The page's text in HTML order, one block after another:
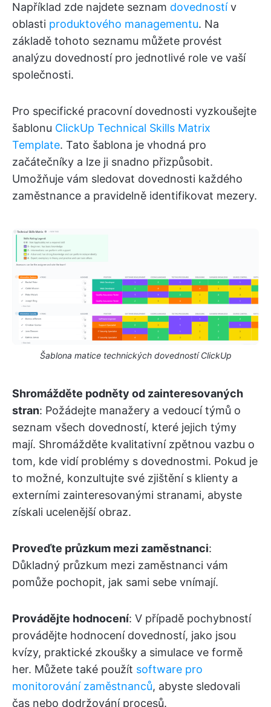
Například zde najdete seznam dovednostív
oblasti produktového managementu. Na
základě tohoto seznamu můžete provést
analýzu dovedností pro jednotlivé role ve vaší
společnosti.
Pro specifické pracovní dovednosti vyzkoušejte
šablonu ClickUp Technical Skills Matrix
Template. Tato šablona je vhodná pro
začátečníky a lze ji snadno přizpůsobit.
Umožňuje vám sledovat dovednosti každého
zaměstnance a pravidelně identifikovat mezery.
Šablona matice technických dovedností ClickUp
Shromážděte podněty od zainteresovaných
stran: Požádejte manažery a vedoucí týmů o
seznam všech dovedností, které jejich týmy
mají. Shromážděte kvalitativní zpětnou vazbu o
tom, kde vidí problémy s dovednostmi. Pokud je
to možné, konzultujte své zjištění s klienty a
externími zainteresovanými stranami, abyste
získali ucelenější obraz.
Proveďte průzkum mezi zaměstnanci:
Důkladný průzkum mezi zaměstnanci vám
pomůže pochopit, jak sami sebe vnímají.
Provádějte hodnocení: V případě pochybností
provádějte hodnocení dovedností, jako jsou
kvízy, praktické zkoušky a simulace ve formě
her. Můžete také použít software pro
monitorování zaměstnanců, abyste sledovali
čas nebo dodržování procesů.